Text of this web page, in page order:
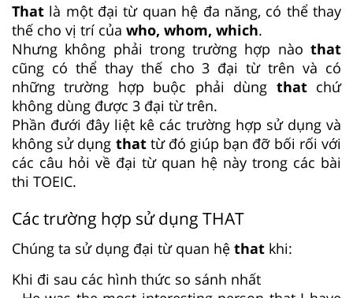
That là một đại từ quan hệ đa năng, có thể thay
thế cho vị trí của who, whom, which.
Nhưng không phải trong trường hợp nào that
cũng có thể thay thế cho 3 đại từ trên và có
những trường hợp buộc phải dùng thatchứ
không dùng được 3 đại từ trên.
Phần đưới đây liệt kê các trường hợp sử dụng và
không sử dụng thattừ đó giúp bạn đỡ bối rối với
các câu hỏi về đại từ quan hệ này trong các bài
thi TOEIC.
Các trường hợp sử dụng THAT
Chúng ta sử dụng đại từ quan hệ that khi:
Khi đi sau các hình thức so sánh nhất